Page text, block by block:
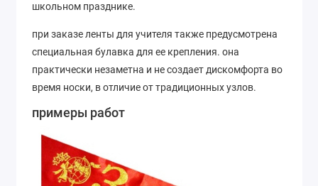
школьном празднике.
при заказе ленты для учителя также предусмотрена
специальная булавка для ее крепления. она
практически незаметна и не создает дискомфорта во
время носки, в отличие от традиционных узлов.
примеры работ